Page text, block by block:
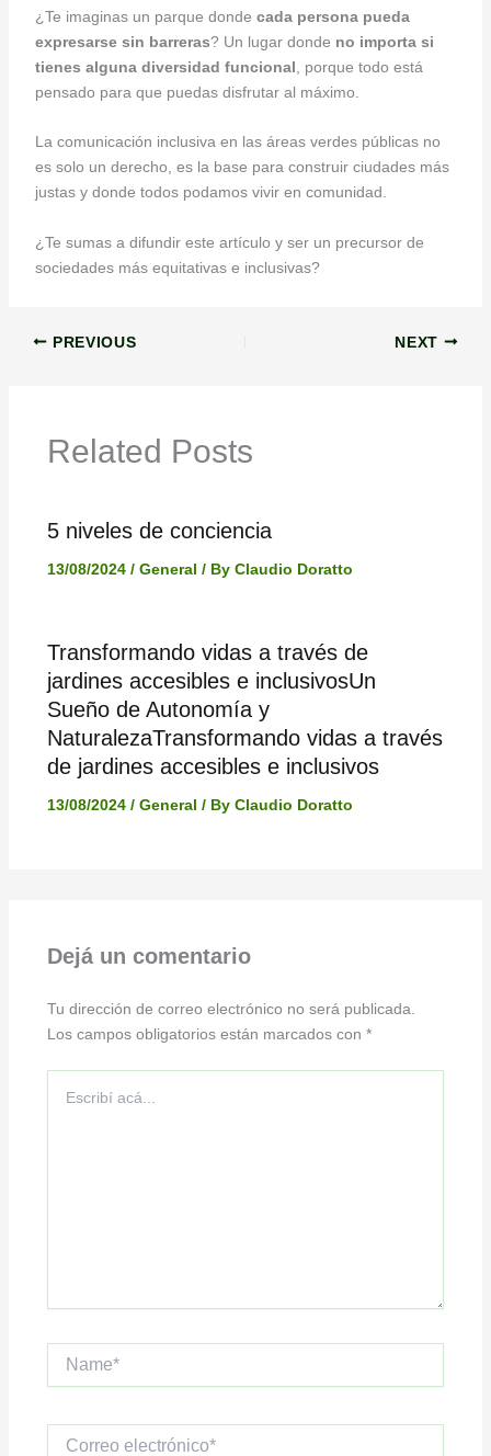
¿Te imaginas un parque donde cada persona pueda
expresarse sin barreras? Un lugar donde no importa si
tienes alguna diversidad funcional , porque todo está
pensado para que puedas disfrutar al máximo.
La comunicación inclusiva en las áreas verdes públicas no
es solo un derecho, es la base para construir ciudades más
justas y donde todos podamos vivir en comunidad.
¿Te sumas a difundir este artículo y ser un precursor de
sociedades más equitativas e inclusivas?
PREVIOUS NEXT
Related Posts
5 niveles de conciencia
13/08/2024 / General / By Claudio Doratto
Transformando vidas a través de
jardines accesibles e inclusivosUn
Sueño de Autonomía y
NaturalezaTransformando vidas a través
de jardines accesibles e inclusivos
13/08/2024 / General / By Claudio Doratto
Dejá un comentario
Tu dirección de correo electrónico no será publicada.
Los campos obligatorios están marcados con *
acá...
Correo